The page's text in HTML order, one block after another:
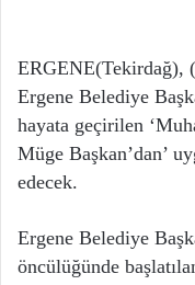
Ergene Belediye
hayata geçirilen
Müge Başkan’dan’
edecek.
Ergene Belediye
öncülüğünde